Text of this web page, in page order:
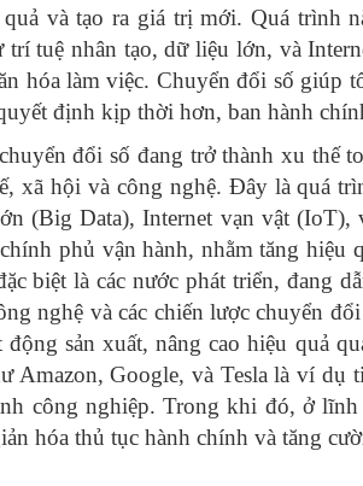
và tạo ra giá trị mới. Quá trình
trí tuệ nhân tạo, dữ liệu lớn, và
hóa làm việc. Chuyển đổi số giúp
định kịp thời hơn, ban hành
đổi số đang trở thành xu thế
xã hội và công nghệ. Đây là quá
(Big Data), Internet vạn vật (IoT),
phủ vận hành, nhằm tăng hiệu
biệt là các nước phát triển, đang
nghệ và các chiến lược chuyển
sản xuất, nâng cao hiệu quả
Amazon, Google, và Tesla là ví dụ
công nghiệp. Trong khi đó, ở
hóa thủ tục hành chính và tăng